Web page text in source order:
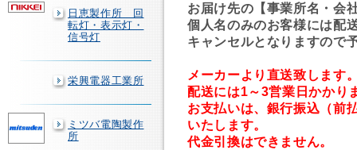
日恵製作所 回
転灯・表示灯・
信号灯
栄興電器工業所
ミツバ電陶製作
所
お届け先の【事業所名・会
個人名のみのお客様には配
キャンセルとなりますので
メーカーより直送致します
配送には1～3営業日かかり
お支払いは、銀行振込（前
いたします。
代金引換はできません。